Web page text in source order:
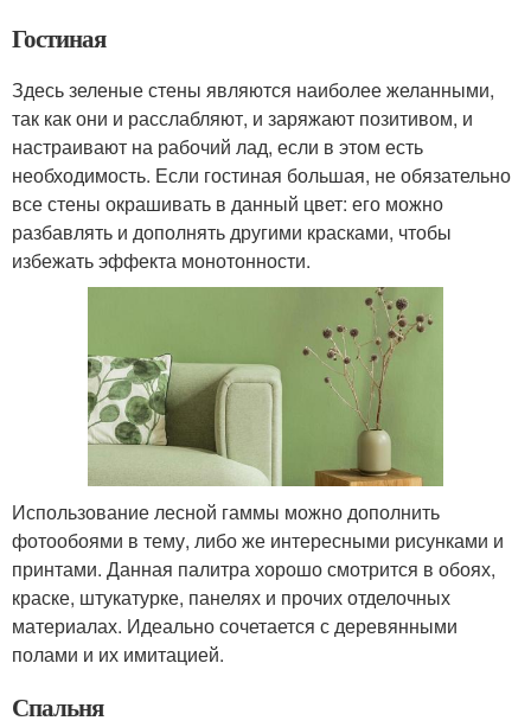
Гостиная
Здесь зеленые стены являются наиболее желанными,
так как они и расслабляют, и заряжают позитивом, и
настраивают на рабочий лад, если в этом есть
необходимость. Если гостиная большая, не обязательно
все стены окрашивать в данный цвет: его можно
разбавлять и дополнять другими красками, чтобы
избежать эффекта монотонности.
Использование лесной гаммы можно дополнить
фотообоями в тему, либо же интересными рисунками и
принтами. Данная палитра хорошо смотрится в обоях,
краске, штукатурке, панелях и прочих отделочных
материалах. Идеально сочетается с деревянными
полами и их имитацией.
Спальня